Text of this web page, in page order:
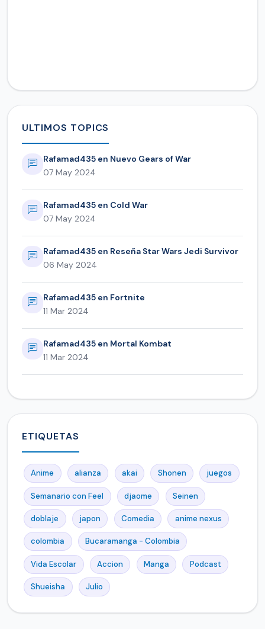
ULTIMOS TOPICS
Rafamad435 en Nuevo Gears of War
07 May 2024
Rafamad435 en Cold War
07 May 2024
Rafamad435 en Reseña Star Wars Jedi Survivor
06 May 2024
Rafamad435 en Fortnite
11 Mar 2024
Rafamad435 en Mortal Kombat
11 Mar 2024
ETIQUETAS
Anime alianza akai Shonen juegos
Semanario con Feel djaome Seinen
doblaje japon Comedia anime nexus
colombia Bucaramanga - Colombia
Vida Escolar Accion Manga Podcast
Shueisha Julio